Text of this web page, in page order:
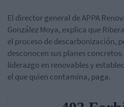
El director general de APPA
González Moya, explica que
el proceso de descarbonización,
desconocen sus planes
liderazgo en renovables y
el que quien contamina, paga.